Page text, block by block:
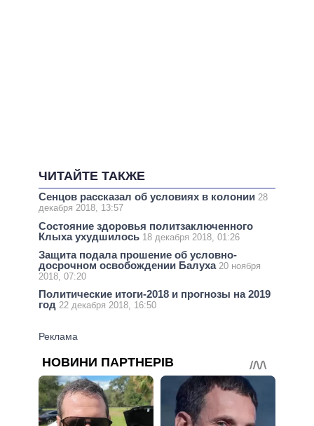
ЧИТАЙТЕ ТАКЖЕ
Сенцов рассказал об условиях в колонии 28
декабря 2018, 13:57
Состояние здоровья политзаключенного
Клыха ухудшилось 18 декабря 2018, 01:26
Защита подала прошение об условно-
досрочном освобождении Балуха 20 ноября
2018, 07:20
Политические итоги-2018 и прогнозы на 2019
год 22 декабря 2018, 16:50